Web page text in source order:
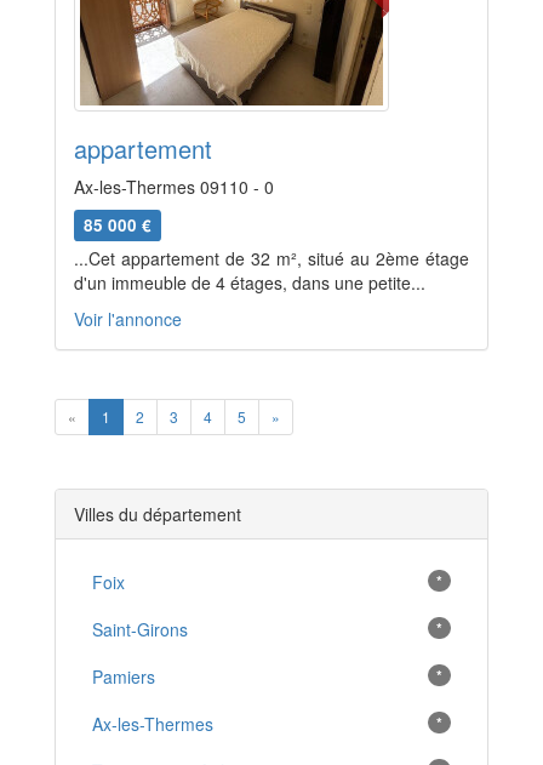
appartement
Ax-les-Thermes 09110 - 0
85 000 €
...Cet appartement de 32 m², situé au 2ème étage
d'un immeuble de 4 étages, dans une petite...
Voir l'annonce
« Previous
1 2 3 4 5 »
Villes du département
Foix *
Saint-Girons *
Pamiers *
Ax-les-Thermes *